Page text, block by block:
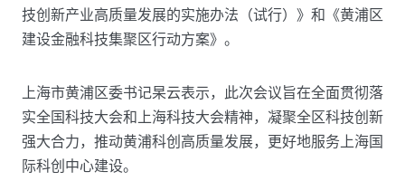
技创新产业高质量发展的实施办法（试行）》和《黄浦区
建设金融科技集聚区行动方案》。
上海市黄浦区委书记杲云表示，此次会议旨在全面贯彻落
实全国科技大会和上海科技大会精神，凝聚全区科技创新
强大合力，推动黄浦科创高质量发展，更好地服务上海国
际科创中心建设。